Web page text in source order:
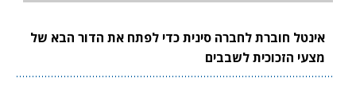
אינטל חוברת לחברה סינית כדי לפתח את הדור הבא של
מצעי הזכוכית לשבבים